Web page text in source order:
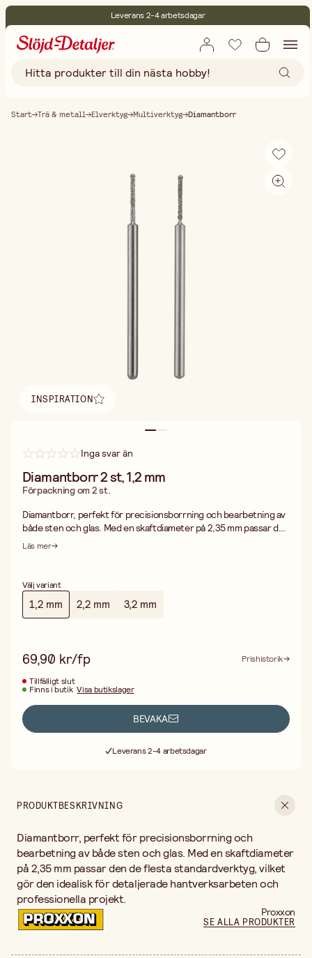
Leverans 2-4 arbetsdagar
Fri frakt vid köp över 499:-
Start Trä & metall Elverktyg Multiverktyg Diamantborr
INSPIRATION
Hitta inspiration
Inga svar än
Diamantborr 2 st, 1,2 mm
Förpackning om 2 st.
Diamantborr, perfekt för precisionsborrning och bearbetning av
både sten och glas. Med en skaftdiameter på 2,35 mm passar den
de flesta standardverktyg, vilket gör den idealisk för detaljerade
Läs mer
Välj variant
1,2 mm 2,2 mm 3,2 mm
69,90 kr/fp
Prishistorik
Tillfälligt slut
Finns i butik Visa butikslager
BEVAKA
Leverans 2-4 arbetsdagar
PRODUKTBESKRIVNING
Diamantborr, perfekt för precisionsborrning och
bearbetning av både sten och glas. Med en skaftdiameter
på 2,35 mm passar den de flesta standardverktyg, vilket
gör den idealisk för detaljerade hantverksarbeten och
professionella projekt.
Proxxon
SE ALLA PRODUKTER